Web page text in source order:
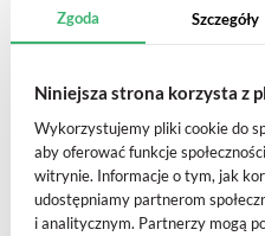
Skurcze mięśni po
21.11.2025r.
Zgoda Szczegóły
Niniejsza strona korzysta z
Wykorzystujemy pliki cookie do
aby oferować funkcje
witrynie. Informacje o tym, jak
udostępniamy partnerom
i analitycznym. Partnerzy mogą